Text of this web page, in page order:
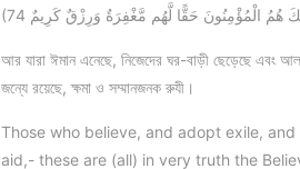
هُمُ الْمُؤْمِنُونَ حَقًّا لَّهُم مَّغْفِرَةٌ وَرِزْقٌ كَرِيمٌ
আর যারা ঈমান এনেছে, নিজেদের ঘর-বাড়ী ছেড়েছে এবং
জন্যে রয়েছে, ক্ষমা ও সম্মানজনক রুযী।
Those who believe, and adopt exile,
aid,- these are (all) in very truth the